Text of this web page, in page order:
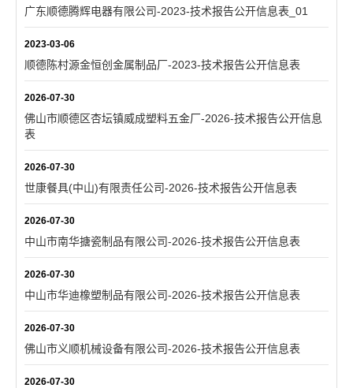
广东顺德腾辉电器有限公司-2023-技术报告公开信息表_01
2023-03-06
顺德陈村源金恒创金属制品厂-2023-技术报告公开信息表
2026-07-30
佛山市顺德区杏坛镇威成塑料五金厂-2026-技术报告公开信息
表
2026-07-30
世康餐具(中山)有限责任公司-2026-技术报告公开信息表
2026-07-30
中山市南华搪瓷制品有限公司-2026-技术报告公开信息表
2026-07-30
中山市华迪橡塑制品有限公司-2026-技术报告公开信息表
2026-07-30
佛山市义顺机械设备有限公司-2026-技术报告公开信息表
2026-07-30